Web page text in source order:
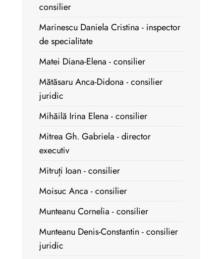
consilier
Marinescu Daniela Cristina - inspector
de specialitate
Matei Diana-Elena - consilier
Mătăsaru Anca-Didona - consilier
juridic
Mihăilă Irina Elena - consilier
Mitrea Gh. Gabriela - director
executiv
Mitruți Ioan - consilier
Moisuc Anca - consilier
Munteanu Cornelia - consilier
Munteanu Denis-Constantin - consilier
juridic